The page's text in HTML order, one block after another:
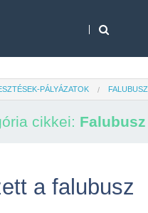
PÁLYÁZATOK FALUBUSZ
cikkei: Falubusz
a falubusz